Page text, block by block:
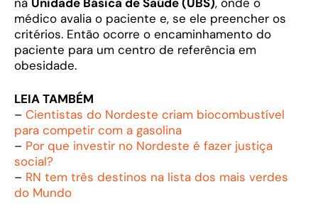
médico avalia o paciente e, se ele preencher os
critérios. Então ocorre o encaminhamento do
paciente para um centro de referência em
obesidade.
LEIA TAMBÉM
– Cientistas do Nordeste criam biocombustível
para competir com a gasolina
– Por que investir no Nordeste é fazer justiça
social?
– RN tem três destinos na lista dos mais verdes
do Mundo